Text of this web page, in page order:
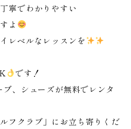
寧でわかりやすい
よ
レベルなレッスンを
です！
、シューズが無料でレンタ
フクラブ」にお立ち寄りくだ